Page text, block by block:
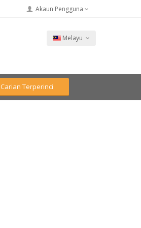
Akaun Pengguna
Melayu
Carian Terperinci